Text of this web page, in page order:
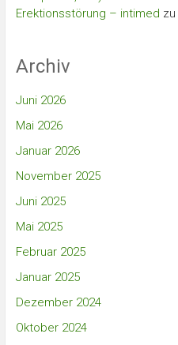
Erektionsstörung – intimed zu
Archiv
Juni 2026
Mai 2026
Januar 2026
November 2025
Juni 2025
Mai 2025
Februar 2025
Januar 2025
Dezember 2024
Oktober 2024